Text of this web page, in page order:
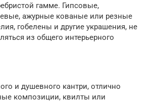
гамме. Гипсовые,
ажурные кованые или резные
гобелены и другие украшения, не
из общего интерьерного
и душевного кантри, отлично
композиции, квилты или